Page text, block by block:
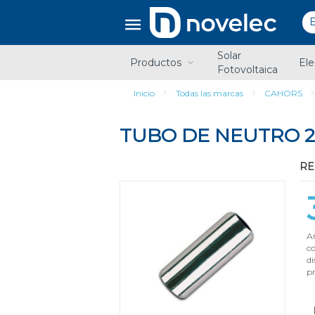
de
Productos
Solar
Fotovoltaica
Inicio Todas las marcas CAHORS
TUBO DE NEUTRO